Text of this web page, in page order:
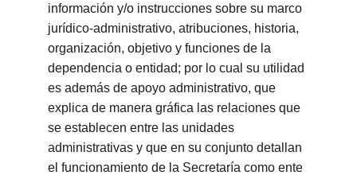
información y/o instrucciones sobre su marco
jurídico-administrativo, atribuciones, historia,
organización, objetivo y funciones de la
dependencia o entidad; por lo cual su utilidad
es además de apoyo administrativo, que
explica de manera gráfica las relaciones que
se establecen entre las unidades
administrativas y que en su conjunto detallan
el funcionamiento de la Secretaría como ente